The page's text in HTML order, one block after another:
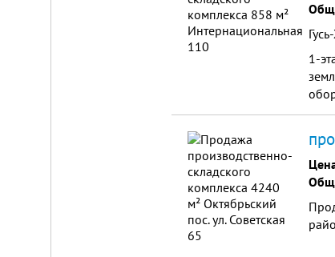
1-